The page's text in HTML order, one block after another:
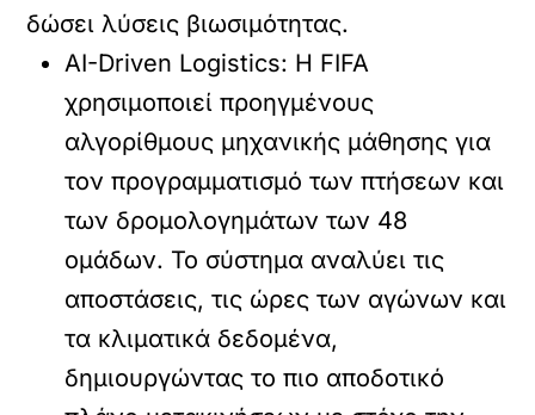
δώσει λύσεις βιωσιμότητας.
AI-Driven Logistics: Η FIFA
χρησιμοποιεί προηγμένους
αλγορίθμους μηχανικής μάθησης για
τον προγραμματισμό των πτήσεων και
των δρομολογημάτων των 48
ομάδων. Το σύστημα αναλύει τις
αποστάσεις, τις ώρες των αγώνων και
τα κλιματικά δεδομένα,
δημιουργώντας το πιο αποδοτικό